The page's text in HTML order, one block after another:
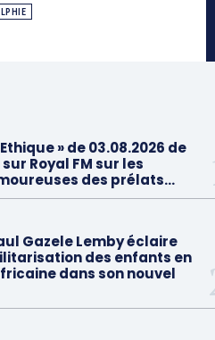
» de 03.08.2026 de
Royal FM sur les
des prélats...
Gazele Lemby éclaire
des enfants en
dans son nouvel